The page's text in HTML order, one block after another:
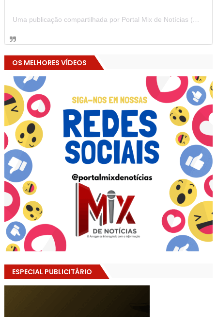
Uma publicação compartilhada por Portal Mix de Notícias (@portalmixdenoticias)
OS MELHORES VÍDEOS
ESPECIAL PUBLICITÁRIO